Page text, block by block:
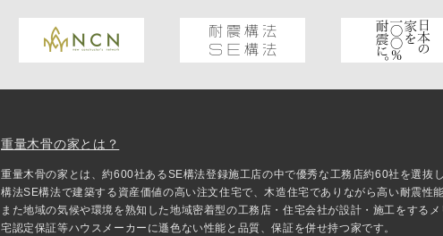
重量木骨の家とは？
重量木骨の家とは、約600社あるSE構法登録施工店の中で優秀な工務店約60社を選抜
構法SE構法で建築する資産価値の高い注文住宅で、木造住宅でありながら高い耐震性
また地域の気候や環境を熟知した地域密着型の工務店・住宅会社が設計・施工をする
宅認定保証等ハウスメーカーに遜色ない性能と品質、保証を併せ持つ家です。